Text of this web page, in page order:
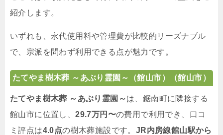
紹介します。
いずれも、永代使用料や管理費が比較的リーズナブル
で、宗派を問わず利用できる点が魅力です。
たてやま樹木葬 ～あぶり霊園～（館山市）（館山市）
たてやま樹木葬 ～あぶり霊園～は、鋸南町に隣接する
館山市に位置し、29.7万円〜の費用で利用でき、口コ
ミ評点は4.0点の樹木葬施設です。 JR内房線館山駅から